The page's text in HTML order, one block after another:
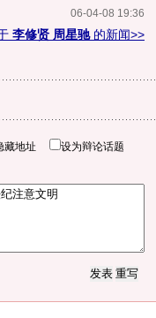
06-04-08 19:36
李修贤 周星驰的新闻>>
藏地址 设为辩论话题